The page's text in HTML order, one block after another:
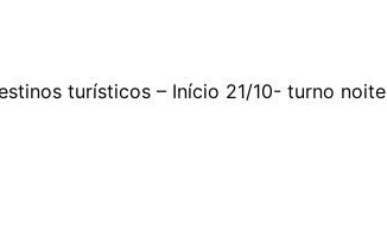
turísticos – Início 21/10- turno noite